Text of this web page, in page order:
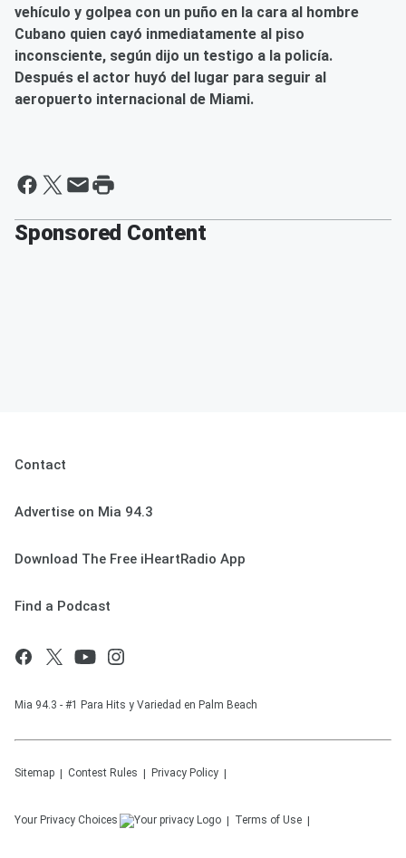
vehículo y golpea con un puño en la cara al hombre
Cubano quien cayó inmediatamente al piso
inconsciente, según dijo un testigo a la policía.
Después el actor huyó del lugar para seguir al
aeropuerto internacional de Miami.
Sponsored Content
Contact
Advertise on Mia 94.3
Download The Free iHeartRadio App
Find a Podcast
Mia 94.3 - #1 Para Hits y Variedad en Palm Beach
Sitemap Contest Rules Privacy Policy
Your Privacy Choices Terms of Use